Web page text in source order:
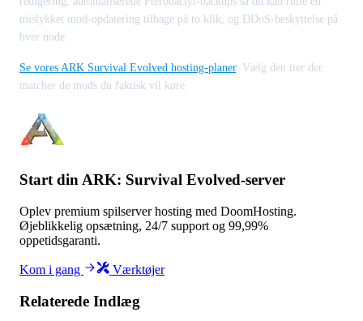
mislykket mod-opdatering tilbage på to klik, og DDoS-beskyttelse på
hver node.
Se vores ARK Survival Evolved hosting-planer. Vælg den tier der
matcher de mods du faktisk vil køre.
Start din ARK: Survival Evolved-server
Oplev premium spilserver hosting med DoomHosting.
Øjeblikkelig opsætning, 24/7 support og 99,99%
oppetidsgaranti.
Kom i gang Værktøjer
Relaterede Indlæg